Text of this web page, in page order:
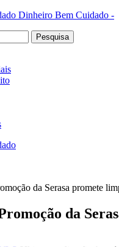
Dinheiro Bem Cuidado -
da Serasa promete
da